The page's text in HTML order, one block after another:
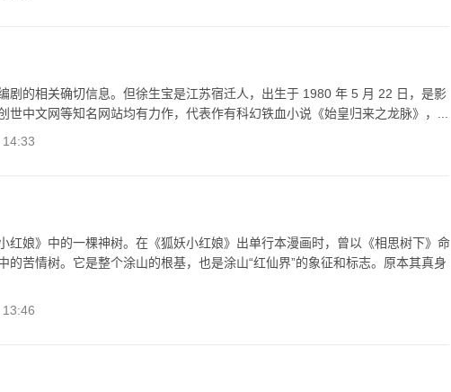
剧的相关确切信息。但徐生宝是江苏宿迁人，出生于 1980 年 5 月 22 日，是影
世中文网等知名网站均有力作，代表作有科幻铁血小说《始皇归来之龙脉》，...
红娘》中的一棵神树。在《狐妖小红娘》出单行本漫画时，曾以《相思树下》命
的苦情树。它是整个涂山的根基，也是涂山“红仙界”的象征和标志。原本其真身